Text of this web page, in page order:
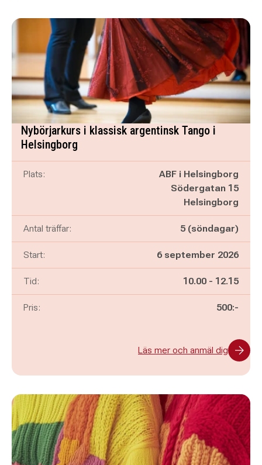
Nybörjarkurs i klassisk argentinsk Tango i
Helsingborg
Plats:
ABF i Helsingborg
Södergatan 15
Helsingborg
Antal träffar: 5 (söndagar)
Start: 6 september 2026
Tid: Pågår mellan
10.00 - och
12.15
Pris: 500:-
Läs mer och anmäl dig